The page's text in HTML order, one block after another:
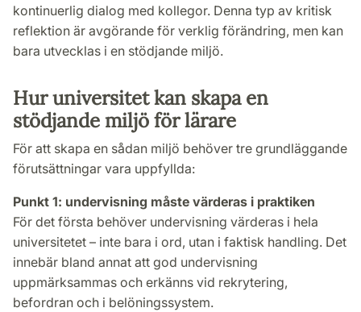
kontinuerlig dialog med kollegor. Denna typ av kritisk
reflektion är avgörande för verklig förändring, men kan
bara utvecklas i en stödjande miljö.
Hur universitet kan skapa en
stödjande miljö för lärare
För att skapa en sådan miljö behöver tre grundläggande
förutsättningar vara uppfyllda:
Punkt 1: undervisning måste värderas i praktiken
För det första behöver undervisning värderas i hela
universitetet – inte bara i ord, utan i faktisk handling. Det
innebär bland annat att god undervisning
uppmärksammas och erkänns vid rekrytering,
befordran och i belöningssystem.